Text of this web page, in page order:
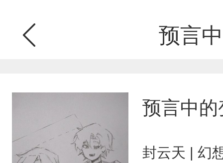
预言
预言中的
封云天 | 幻